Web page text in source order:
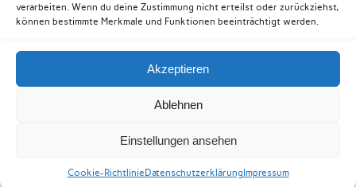
verarbeiten. Wenn du deine Zustimmung nicht erteilst oder zurückziehst,
können bestimmte Merkmale und Funktionen beeinträchtigt werden.
Akzeptieren
Ablehnen
Einstellungen ansehen
Cookie-Richtlinie Datenschutzerklärung Impressum
Datenschutzerklärung